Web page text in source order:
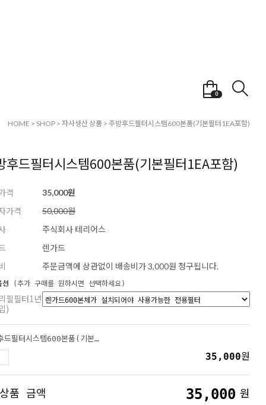
0
HOME > SHOP > 자사생산 상품 > 주방후드필터시스템600본품(기본필터1EA포함)
후드필터시스템600본품(기본필터1EA포함)
격 35,000원
가격 50,000원
주식회사 테리어스
렌가드
주문금액에 상관없이 배송비가 3,000원 청구됩니다.
션 (추가 구매를 원하시면 선택하세요)
필필터1년
)
주방후드필터시스템600본품(기본필터1EA포함)
35,000원
품 금액 35,000 원